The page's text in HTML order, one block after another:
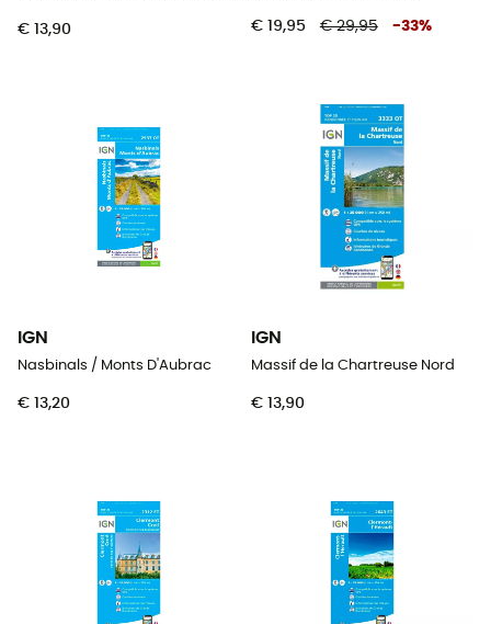
€ 13,90 € 19,95 € 29,95 -33%
IGN
Nasbinals / Monts D'Aubrac
€ 13,20
IGN
Massif de la Chartreuse Nord
€ 13,90